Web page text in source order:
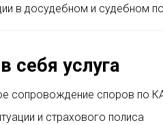
в досудебном и судебном
себя услуга
сопровождение споров по
и страхового полиса